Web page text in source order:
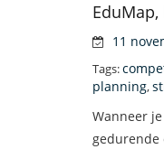
11
Tags:
planning,
Wanneer
gedurende